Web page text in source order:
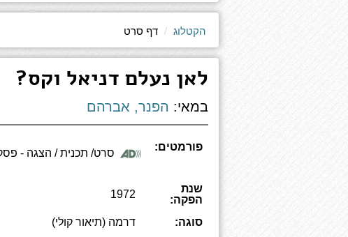
הקטלוג דף סרט
לאן נעלם דניאל וקס?
במאי: הפנר, אברהם
פורמטים:
סרט/ תכנית / הצגה -
שנת
הפקה:
1972
סוגה:
דרמה (תיאור קולי)